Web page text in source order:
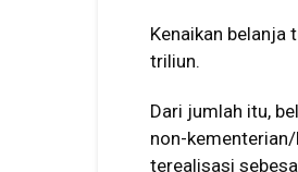
Kenaikan belanja
triliun.
Dari jumlah itu,
non-
terealisasi